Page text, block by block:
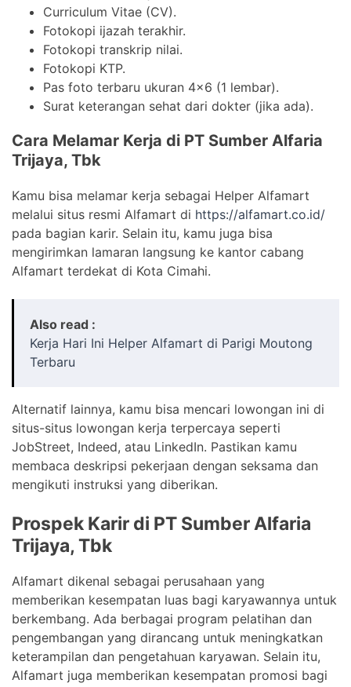
Curriculum Vitae (CV).
Fotokopi ijazah terakhir.
Fotokopi transkrip nilai.
Fotokopi KTP.
Pas foto terbaru ukuran 4×6 (1 lembar).
Surat keterangan sehat dari dokter (jika ada).
Cara Melamar Kerja di PT Sumber Alfaria
Trijaya, Tbk
Kamu bisa melamar kerja sebagai Helper Alfamart
melalui situs resmi Alfamart di https://alfamart.co.id/
pada bagian karir. Selain itu, kamu juga bisa
mengirimkan lamaran langsung ke kantor cabang
Alfamart terdekat di Kota Cimahi.
Also read :
Kerja Hari Ini Helper Alfamart di Parigi Moutong
Terbaru
Alternatif lainnya, kamu bisa mencari lowongan ini di
situs-situs lowongan kerja terpercaya seperti
JobStreet, Indeed, atau LinkedIn. Pastikan kamu
membaca deskripsi pekerjaan dengan seksama dan
mengikuti instruksi yang diberikan.
Prospek Karir di PT Sumber Alfaria
Trijaya, Tbk
Alfamart dikenal sebagai perusahaan yang
memberikan kesempatan luas bagi karyawannya untuk
berkembang. Ada berbagai program pelatihan dan
pengembangan yang dirancang untuk meningkatkan
keterampilan dan pengetahuan karyawan. Selain itu,
Alfamart juga memberikan kesempatan promosi bagi